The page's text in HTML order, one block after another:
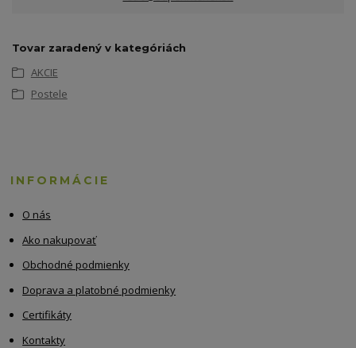
Tovar zaradený v kategóriách
AKCIE
Postele
INFORMÁCIE
O nás
Ako nakupovať
Obchodné podmienky
Doprava a platobné podmienky
Certifikáty
Kontakty